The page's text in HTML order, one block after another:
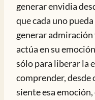
generar envidia
que cada uno
generar
actúa en su
sólo para liberar la
comprender, desde
siente esa